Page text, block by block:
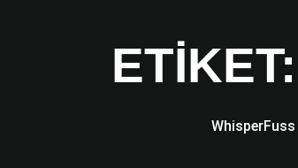
ETIKET:
WhisperFuss